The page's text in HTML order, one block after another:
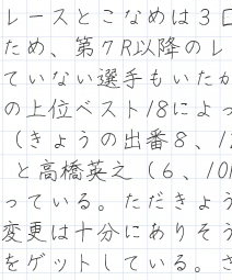
ースとこなめは３
め、第７R以降の
いない選手もいた
上位ベスト18によ
きょうの出番８、
と高橋英之（６、
ている。ただきょ
更は十分にありそ
ゲットしている。